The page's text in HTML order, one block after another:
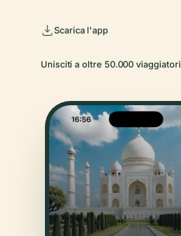
Scarica l'app
Unisciti a oltre 50.000 viaggiatori